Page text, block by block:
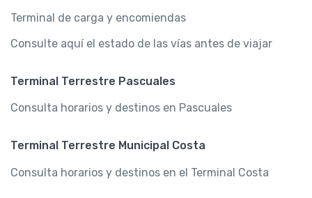
Terminal de carga y encomiendas
Consulte aquí el estado de las vías antes de viajar
Terminal Terrestre Pascuales
Consulta horarios y destinos en Pascuales
Terminal Terrestre Municipal Costa
Consulta horarios y destinos en el Terminal Costa